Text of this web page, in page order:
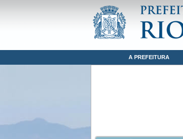
www.rio.rj.gov.br
MAPA DO SITE
A PREFEITURA